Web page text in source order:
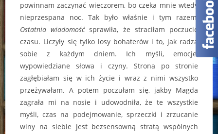
powinnam zaczynać wieczorem, bo czeka mnie wtedy
nieprzespana noc. Tak było właśnie i tym razem,
Ostatnia wiadomośćsprawiła, że straciłam poczucie
czasu. Liczyły się tylko losy bohaterów i to, jak radzą
sobie z każdym dniem. Ich myśli, emocje,
wypowiedziane słowa i czyny. Strona po stronie
zagłębiałam się w ich życie i wraz z nimi wszystko
przeżywałam. A potem poczułam się, jakby Magda
zagrała mi na nosie i udowodniła, że te wszystkie
myśli, czas na podejmowanie, sprzeczki i zrzucanie
winy na siebie jest bezsensowną stratą wspólnych